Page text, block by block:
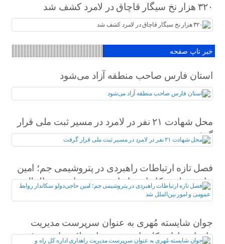
۳۲۰ هزار نخ سیگار قاچاق در لامرد کشف شد
خبر تاپ صفحه
استان فارس صاحب منطقه آزاد می‌شود
محل شهادت ۲۱ نفر در لامرد در مسیر ثبت ملی قرار
گرفت
فصل تازه ارتباطات راهبردی در پتروشیمی جم؛ امین
حاجی‌دولو سکاندار روابط عمومی و امور بین‌الملل
شد
جوان شایسته مُهری به عنوان سرپرست مدیریت
راهداری اداره کل راه و شهرسازی لارستان معرفی